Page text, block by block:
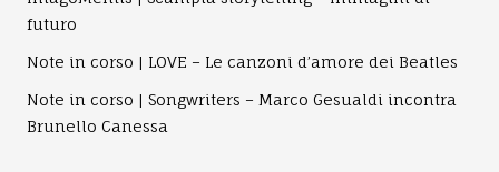
futuro
Note in corso | LOVE – Le canzoni d’amore dei Beatles
Note in corso | Songwriters – Marco Gesualdi incontra
Brunello Canessa